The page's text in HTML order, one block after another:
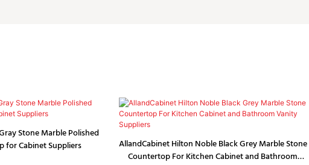
Stone Marble Polished
for Cabinet Suppliers
AllandCabinet Hilton Noble Black Grey Marble Stone
Countertop For Kitchen Cabinet and Bathroom